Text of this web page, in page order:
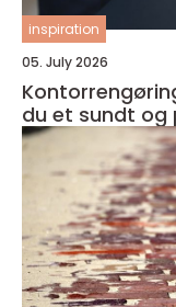
inspiration
05. July 2026
du et sundt og